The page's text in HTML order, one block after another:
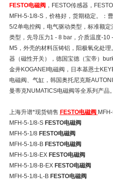
FESTO电磁阀 ，FESTO传感器，
MFH-5-1/8-S，价格好，货期稳定。：
5/2单电控阀，电气驱动类型，标准额
类型，先导压力1 - 8 bar，介质温度-10
M5，外壳的材料压铸铝，阳极氧化处
器（磁性开关），德国宝德（宝帝）
金井KOGANEI电磁阀，日本基恩士
电磁阀、气缸，韩国奥托尼克斯
曼蒂克NUMATICS电磁阀等全系列产品
上海升谱*现货销售 FESTO电磁阀
MFH-5-1/8-SFESTO电磁阀
MFH-5-1/8FESTO电磁阀
MFH-5-1/8-BFESTO电磁阀
MFH-5-1/8-EXFESTO电磁阀
MFH-5-1/8-B-EXFESTO电磁阀
MFH-5-1/8-L-BFESTO电磁阀